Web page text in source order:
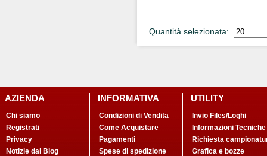
Quantità selezionata:
AZIENDA
Chi siamo
Registrati
Privacy
Notizie dal Blog
INFORMATIVA
Condizioni di Vendita
Come Acquistare
Pagamenti
Spese di spedizione
UTILITY
Invio Files/Loghi
Informazioni Tecniche
Richiesta
Grafica e bozze